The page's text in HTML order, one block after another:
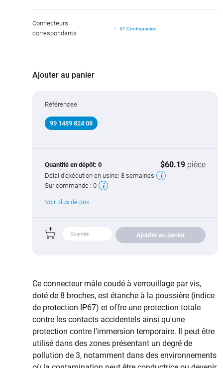
Connecteurs
correspondants
51 Contreparties
Ajouter au panier
Référencee
99 1489 824 08
Quantité en dépôt: 0 $60.19 pièce
Délai d'exécution en usine: 8 semaines
Sur commande : 0
Voir plus de prix
Ajouter au panier
Ce connecteur mâle coudé à verrouillage par vis,
doté de 8 broches, est étanche à la poussière (indice
de protection IP67) et offre une protection totale
contre les contacts accidentels ainsi qu'une
protection contre l'immersion temporaire. Il peut être
utilisé dans des zones présentant un degré de
pollution de 3, notamment dans des environnements